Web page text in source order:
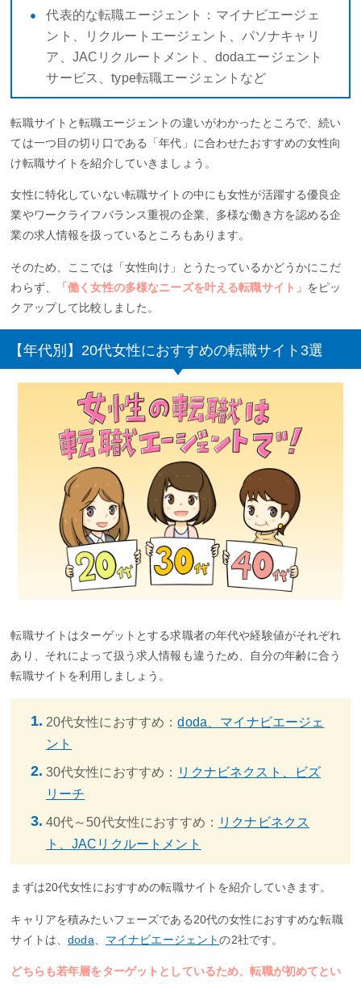
代表的な転職エージェント：マイナビエージェ
ント、リクルートエージェント、パソナキャリ
ア、JACリクルートメント、dodaエージェント
サービス、type転職エージェントなど
転職サイトと転職エージェントの違いがわかったところで、続い
ては一つ目の切り口である「年代」に合わせたおすすめの女性向
け転職サイトを紹介していきましょう。
女性に特化していない転職サイトの中にも女性が活躍する優良企
業やワークライフバランス重視の企業、多様な働き方を認める企
業の求人情報を扱っているところもあります。
そのため、ここでは「女性向け」とうたっているかどうかにこだ
わらず、
「働く女性の多様なニーズを叶える転職サイト」 をピッ
クアップして比較しました。
【年代別】20代女性におすすめの転職サイト3選
転職サイトはターゲットとする求職者の年代や経験値がそれぞれ
あり、それによって扱う求人情報も違うため、自分の年齢に合う
転職サイトを利用しましょう。
20代女性におすすめ：doda、マイナビエージェ
ント
30代女性におすすめ： リクナビネクスト、ビズ
リーチ
40代～50代女性におすすめ： リクナビネクス
ト、JACリクルートメント
まずは20代女性におすすめの転職サイトを紹介していきます。
キャリアを積みたいフェーズである20代の女性におすすめな転職
サイトは、doda マイナビエージェントの2社です。
どちらも若年層をターゲットとしているため、転職が初めてとい